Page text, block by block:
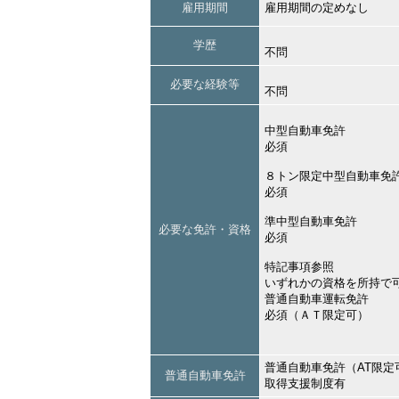
雇用期間 雇用期間の定めなし
学歴
不問
必要な経験等
不問
必要な免許・資格
中型自動車免許
必須
８トン限定中型自動車免
必須
準中型自動車免許
必須
特記事項参照
いずれかの資格を所持で
普通自動車運転免許
必須（ＡＴ限定可）
普通自動車免許
普通自動車免許（AT限定
取得支援制度有